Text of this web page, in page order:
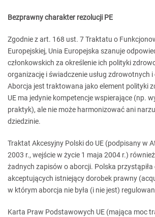
Bezprawny charakter rezolucji PE
Zgodnie z art. 168 ust. 7 Traktatu o
Europejskiej, Unia Europejska szanuje
członkowskich za określenie ich polityki
organizację i świadczenie usług zdrowotnych i
Aborcja jest traktowana jako element polityki
UE ma jedynie kompetencje wspierające (np.
praktyk), ale nie może harmonizować ani
dziedzinie.
Traktat Akcesyjny Polski do UE (podpisany w
2003 r., wejście w życie 1 maja 2004 r.)
żadnych zapisów o aborcji. Polska przystąpiła
akceptujących istniejący dorobek prawny
w którym aborcja nie była (i nie jest)
Karta Praw Podstawowych UE (mająca moc